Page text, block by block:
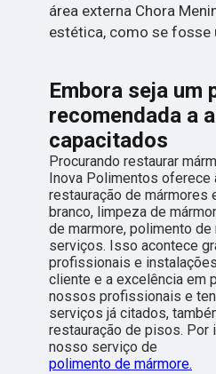
área externa Chora
estética, como se fosse
Embora seja um
recomendada a
capacitados
Procurando restaurar
Inova Polimentos oferece
restauração de mármores
branco, limpeza de
de marmore, polimento
serviços. Isso acontece
profissionais e
cliente e a excelência em
nossos profissionais e
serviços já citados,
restauração de pisos. Por
nosso serviço de
polimento de mármore.